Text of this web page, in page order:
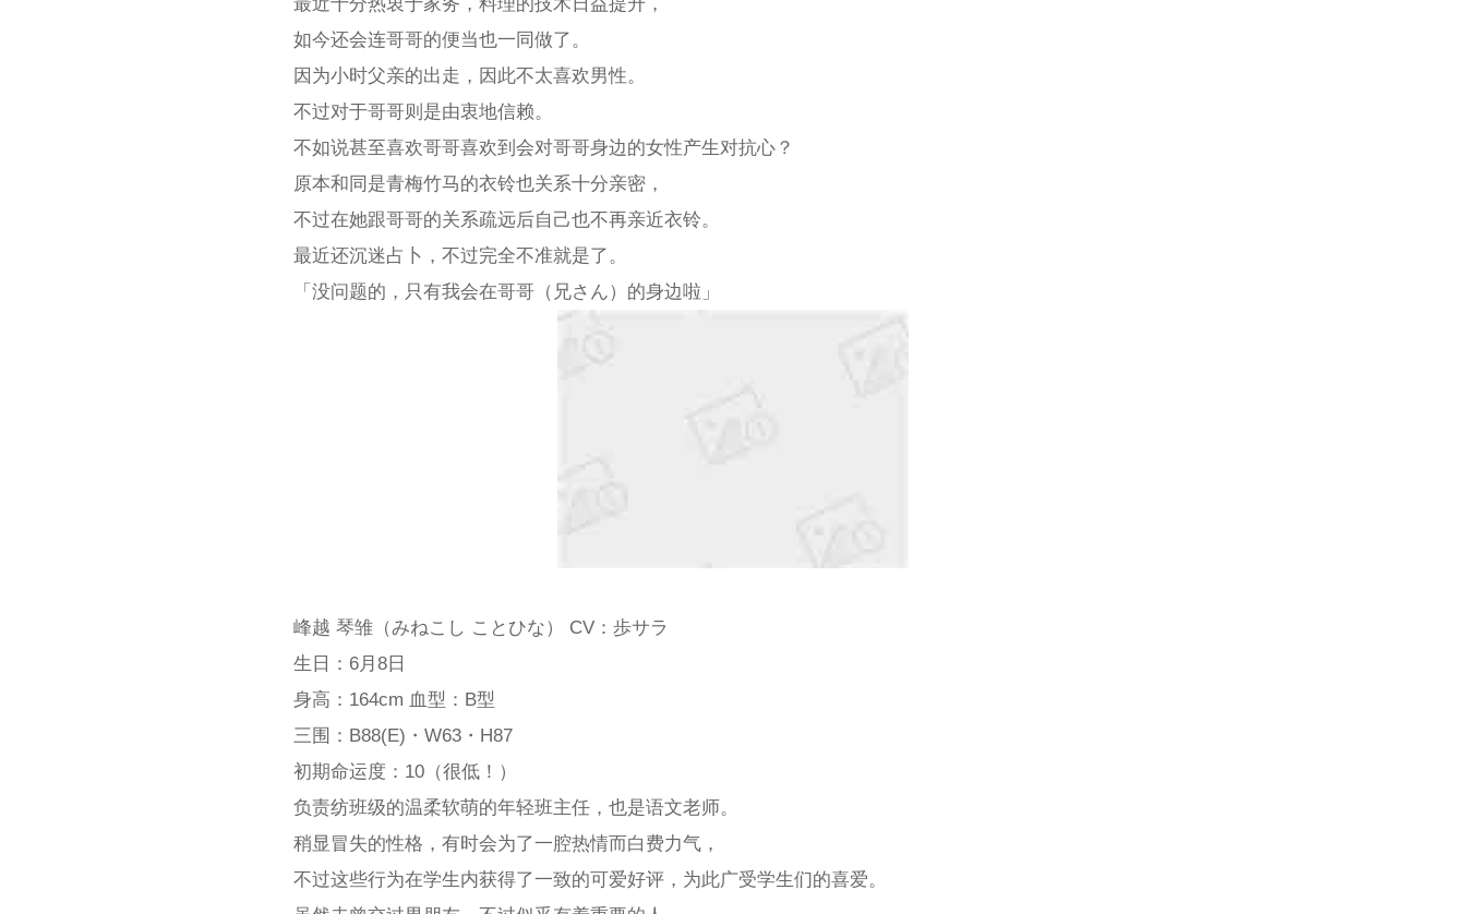
如今还会连哥哥的便当也一同做了。
因为小时父亲的出走，因此不太喜欢男性。
不过对于哥哥则是由衷地信赖。
不如说甚至喜欢哥哥喜欢到会对哥哥身边的女性产生对抗心？
原本和同是青梅竹马的衣铃也关系十分亲密，
不过在她跟哥哥的关系疏远后自己也不再亲近衣铃。
最近还沉迷占卜，不过完全不准就是了。
「没问题的，只有我会在哥哥（兄さん）的身边啦」
峰越 琴雏（みねこし ことひな） CV：歩サラ
生日：6月8日
身高：164cm 血型：B型
三围：B88(E)・W63・H87
初期命运度：10（很低！）
负责纺班级的温柔软萌的年轻班主任，也是语文老师。
稍显冒失的性格，有时会为了一腔热情而白费力气，
不过这些行为在学生内获得了一致的可爱好评，为此广受学生们的喜爱。